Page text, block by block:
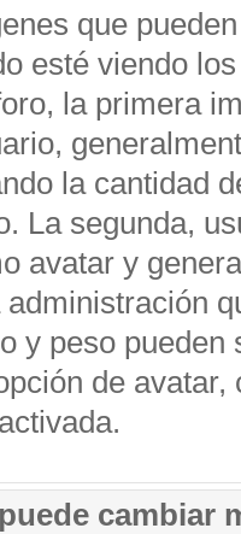
que
esté viendo
la primera
la cantidad
La segunda,
avatar y
y peso
de
cambiar